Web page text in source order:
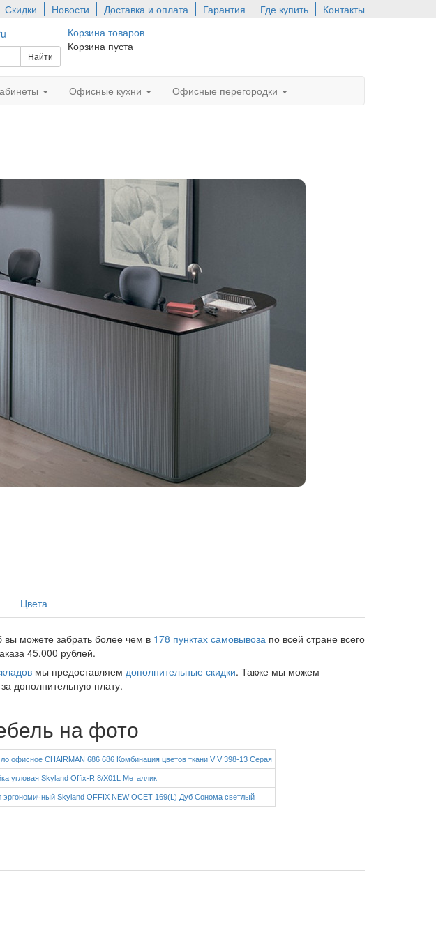
Скидки Новости Доставка и оплата Гарантия Где купить Контакты
Корзина товаров
Корзина пуста
Офисные кухни Офисные перегородки
Цвета
вы можете забрать более чем в 178 пунктах самовывоза по всей стране всего
45.000 рублей.
мы предоставляем дополнительные скидки. Также мы можем
дополнительную плату.
на фото
офисное CHAIRMAN 686 686 Комбинация цветов ткани V V 398-13 Серая
угловая Skyland Offix-R 8/Х01L Металлик
эргономичный Skyland OFFIX NEW OCET 169(L) Дуб Сонома светлый